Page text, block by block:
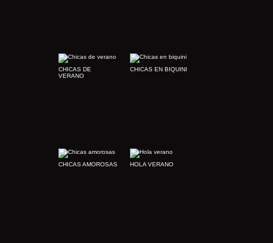
CHICAS EN BIQUINI
CHICAS DE
VERANO
HOLA VERANO
CHICAS AMOROSAS